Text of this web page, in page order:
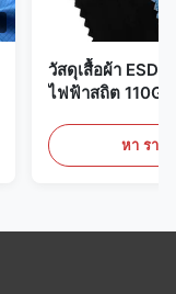
วัสดุเสื้อผ้า ESD
ไฟฟ้าสถิต
หา ราค